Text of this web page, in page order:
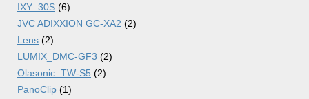
IXY_30S (6)
JVC ADIXXION GC-XA2 (2)
Lens (2)
LUMIX_DMC-GF3 (2)
Olasonic_TW-S5 (2)
PanoClip (1)